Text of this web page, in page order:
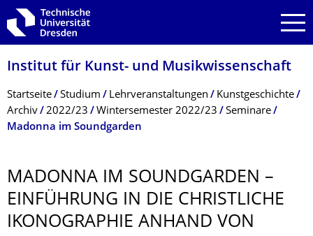
Zur Hauptnavigation springen
Zur Suche springen
Zum Inhalt springen
Institut für Kunst- und Musikwissenschaft
Breadcrumb-Menü
Startseite Studium Lehrveranstaltungen
Kunstgeschichte
Archiv
2022/23 Wintersemester 2022/23
Seminare
Madonna im Soundgarden
MADONNA IM SOUNDGARDEN –
EINFÜHRUNG IN DIE CHRISTLICHE
IKONOGRAPHIE ANHAND VON